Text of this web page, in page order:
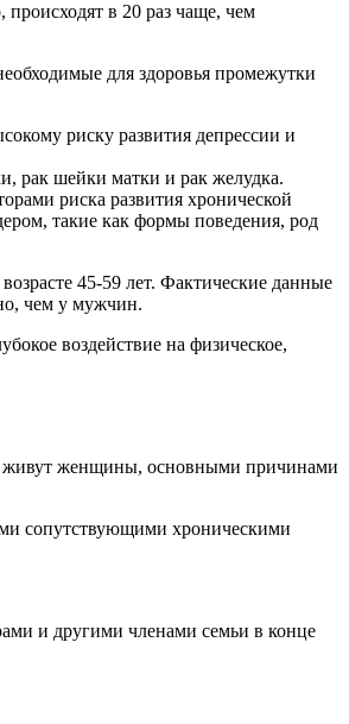
в 20 раз чаще, чем
для здоровья промежутки
риску развития депрессии и
рак шейки матки и рак желудка.
риска развития хронической
такие как формы поведения, род
45-59 лет. Фактические данные
чем у мужчин.
воздействие на физическое,
живут женщины, основными причинами
сопутствующими хроническими
и другими членами семьи в конце